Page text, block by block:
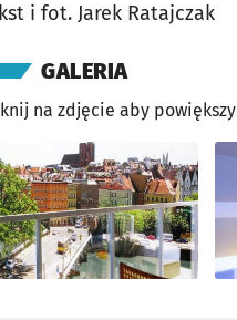
i fot. Jarek Ratajczak
GALERIA
na zdjęcie aby